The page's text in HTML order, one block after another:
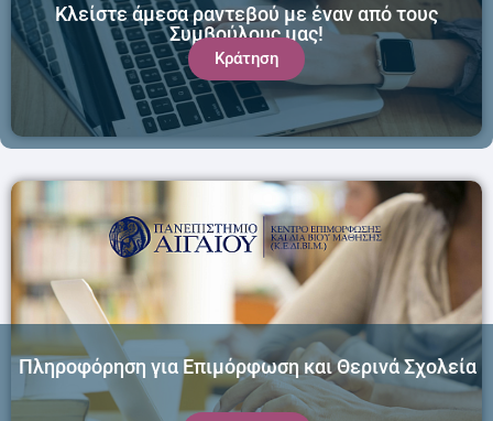
Κράτηση
Κλείστε άμεσα ραντεβού με έναν από τους
Συμβούλους μας!
Πληροφόρηση για Επιμόρφωση και Θερινά Σχολεία